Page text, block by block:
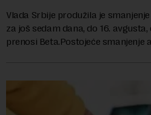
Vlada Srbije produžila je
za još sedam dana, do 16.
prenosi Beta.Postojeće smanjenje